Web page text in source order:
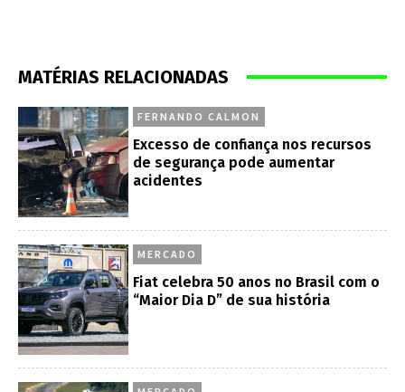
MATÉRIAS RELACIONADAS
FERNANDO CALMON
Excesso de confiança nos recursos
de segurança pode aumentar
acidentes
MERCADO
Fiat celebra 50 anos no Brasil com o
“Maior Dia D” de sua história